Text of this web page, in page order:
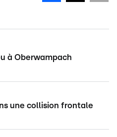
à Oberwampach
une collision frontale